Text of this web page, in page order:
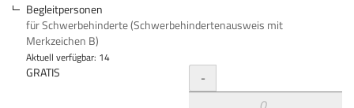
Begleitpersonen
für Schwerbehinderte (Schwerbehindertenausweis mit
Merkzeichen B)
Aktuell verfügbar: 14
GRATIS Menge
-